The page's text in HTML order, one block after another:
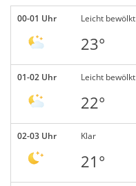
00-01 Uhr Leicht bewölkt
23°
01-02 Uhr Leicht bewölkt
22°
02-03 Uhr Klar
21°